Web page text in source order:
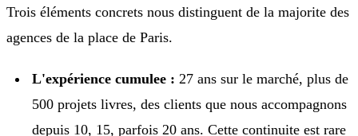
Trois éléments concrets nous distinguent de la majorite des
agences de la place de Paris.
L'expérience cumulee : 27 ans sur le marché, plus de
500 projets livres, des clients que nous accompagnons
depuis 10, 15, parfois 20 ans. Cette continuite est rare